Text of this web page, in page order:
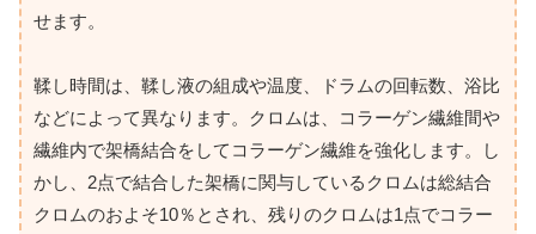
せます。
鞣し時間は、鞣し液の組成や温度、ドラムの回転数、浴比
などによって異なります。クロムは、コラーゲン繊維間や
繊維内で架橋結合をしてコラーゲン繊維を強化します。し
かし、2点で結合した架橋に関与しているクロムは総結合
クロムのおよそ10％とされ、残りのクロムは1点でコラー